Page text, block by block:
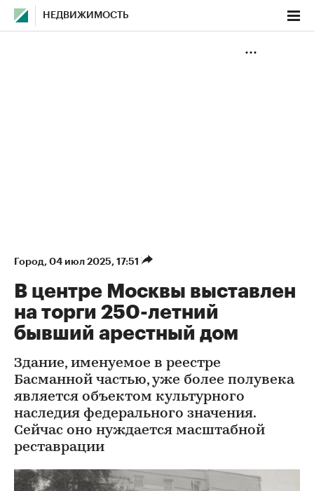
НЕДВИЖИМОСТЬ
Город⁠, 04 июл 2025, 17:51
В центре Москвы выставлен
на торги 250-летний
бывший арестный дом
Здание, именуемое в реестре
Басманной частью, уже более полувека
является объектом культурного
наследия федерального значения.
Сейчас оно нуждается масштабной
реставрации